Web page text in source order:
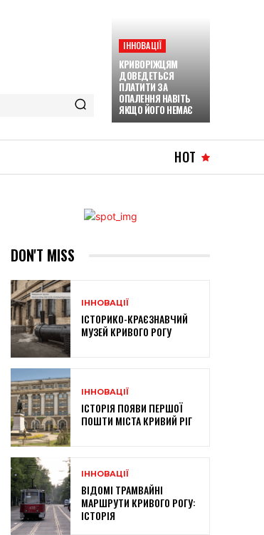
ІННОВАЦІЇ
КРИВОРІЖЦЯМ
ДОВЕДЕТЬСЯ
ПЛАТИТИ ЗА
ОПАЛЕННЯ НАВІТЬ
ЯКЩО ЙОГО НЕМАЄ
HOT
DON'T MISS
ІННОВАЦІЇ
ІСТОРИКО-КРАЄЗНАВЧИЙ
МУЗЕЙ КРИВОГО РОГУ
ІННОВАЦІЇ
ІСТОРІЯ ПОЯВИ ПЕРШОЇ
ПОШТИ МІСТА КРИВИЙ РІГ
ІННОВАЦІЇ
ВІДОМІ ТРАМВАЙНІ
МАРШРУТИ КРИВОГО РОГУ:
ІСТОРІЯ